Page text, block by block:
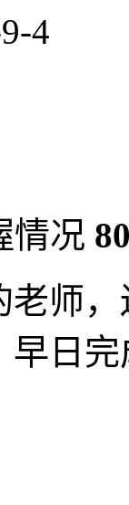
4
情况
老师
早日